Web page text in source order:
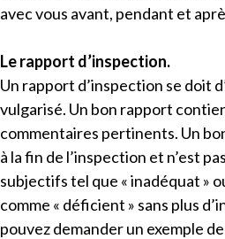
avec vous avant, pendant et
Le rapport d’inspection.
Un rapport d’inspection se doit
vulgarisé. Un bon rapport
commentaires pertinents. Un
à la fin de l’inspection et n’est
subjectifs tel que « inadéquat »
comme « déficient » sans plus
pouvez demander un exemple